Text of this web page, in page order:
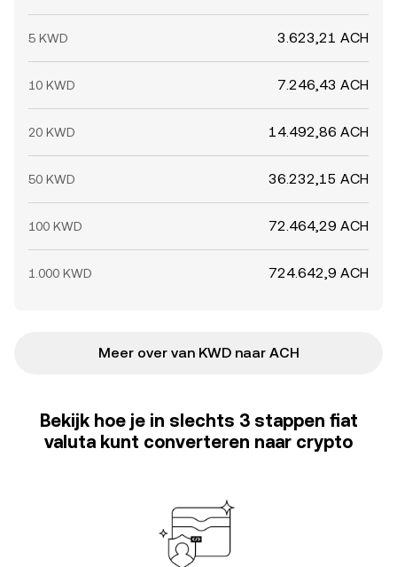
5 KWD 3.623,21 ACH
10 KWD 7.246,43 ACH
20 KWD 14.492,86 ACH
50 KWD 36.232,15 ACH
100 KWD 72.464,29 ACH
1.000 KWD 724.642,9 ACH
Meer over van KWD naar ACH
Bekijk hoe je in slechts 3 stappen fiat
valuta kunt converteren naar crypto